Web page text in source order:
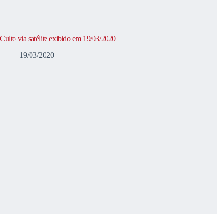
Culto via satélite exibido em 19/03/2020
19/03/2020